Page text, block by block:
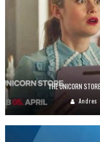
THE UNICORN
Andres